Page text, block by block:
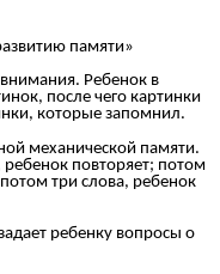
памяти»
Ребенок в
после чего картинки
которые запомнил.
механической памяти.
повторяет; потом
три слова, ребенок
ребенку вопросы о